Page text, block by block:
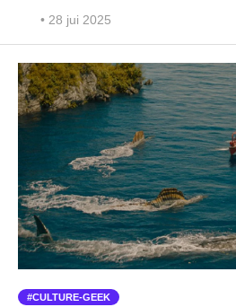
• 28 jui 2025
CULTURE-GEEK